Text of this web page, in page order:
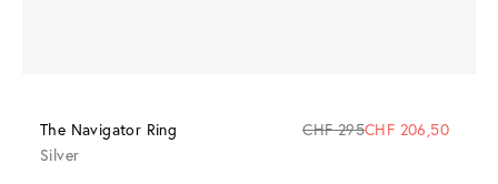
The Navigator Ring CHF 295CHF 206,50
Silver